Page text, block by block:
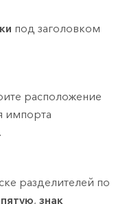
под заголовком
расположение
импорта
разделителей по
, знак